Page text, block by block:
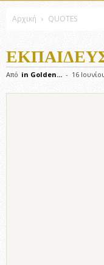
Αρχική QUOTES
Από in Golden... - 16